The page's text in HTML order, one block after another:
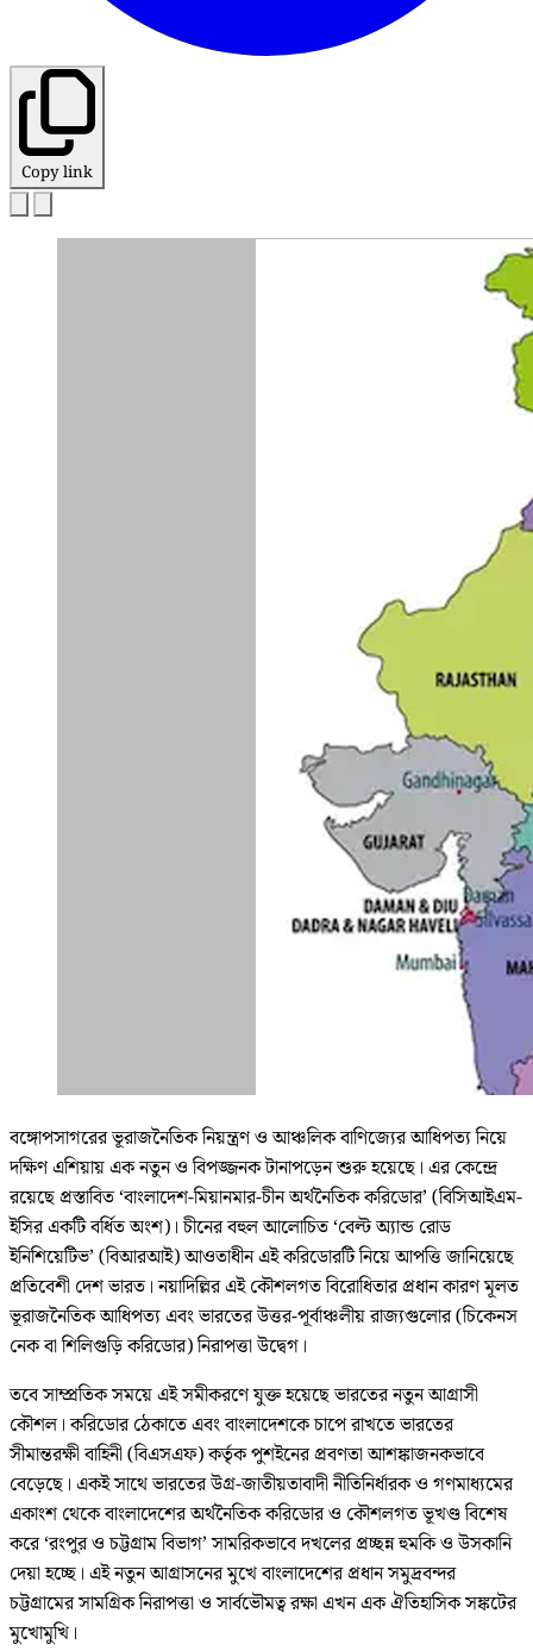
Copy link
বঙ্গোপসাগরের ভূরাজনৈতিক নিয়ন্ত্রণ ও আঞ্চলিক বাণিজ্যের আধিপত্য নিয়ে
দক্ষিণ এশিয়ায় এক নতুন ও বিপজ্জনক টানাপড়েন শুরু হয়েছে। এর কেন্দ্রে
রয়েছে প্রস্তাবিত ‘বাংলাদেশ-মিয়ানমার-চীন অর্থনৈতিক করিডোর’ (বিসিআইএম-
ইসির একটি বর্ধিত অংশ)। চীনের বহুল আলোচিত ‘বেল্ট অ্যান্ড রোড
ইনিশিয়েটিভ’ (বিআরআই) আওতাধীন এই করিডোরটি নিয়ে আপত্তি জানিয়েছে
প্রতিবেশী দেশ ভারত। নয়াদিল্লির এই কৌশলগত বিরোধিতার প্রধান কারণ মূলত
ভূরাজনৈতিক আধিপত্য এবং ভারতের উত্তর-পূর্বাঞ্চলীয় রাজ্যগুলোর (চিকেনস
নেক বা শিলিগুড়ি করিডোর) নিরাপত্তা উদ্বেগ।
তবে সাম্প্রতিক সময়ে এই সমীকরণে যুক্ত হয়েছে ভারতের নতুন আগ্রাসী
কৌশল। করিডোর ঠেকাতে এবং বাংলাদেশকে চাপে রাখতে ভারতের
সীমান্তরক্ষী বাহিনী (বিএসএফ) কর্তৃক পুশইনের প্রবণতা আশঙ্কাজনকভাবে
বেড়েছে। একই সাথে ভারতের উগ্র-জাতীয়তাবাদী নীতিনির্ধারক ও গণমাধ্যমের
একাংশ থেকে বাংলাদেশের অর্থনৈতিক করিডোর ও কৌশলগত ভূখণ্ড বিশেষ
করে ‘রংপুর ও চট্টগ্রাম বিভাগ’ সামরিকভাবে দখলের প্রচ্ছন্ন হুমকি ও উসকানি
দেয়া হচ্ছে। এই নতুন আগ্রাসনের মুখে বাংলাদেশের প্রধান সমুদ্রবন্দর
চট্টগ্রামের সামগ্রিক নিরাপত্তা ও সার্বভৌমত্ব রক্ষা এখন এক ঐতিহাসিক সঙ্কটের
মুখোমুখি।